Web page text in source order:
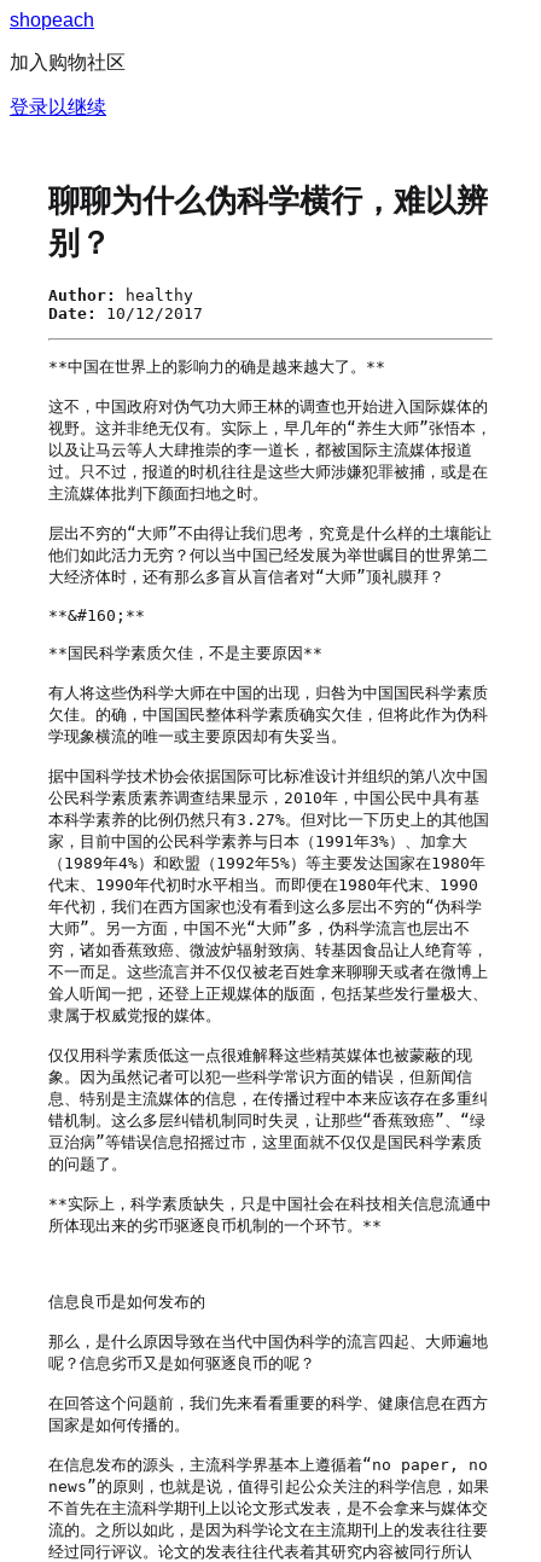
shopeach
加入购物社区
登录以继续
聊聊为什么伪科学横行，难以辨
别？
Author:
healthy
Date:
10/12/2017
**中国在世界上的影响力的确是越来越大了。**
这不，中国政府对伪气功大师王林的调查也开始进入国际媒体的
视野。这并非绝无仅有。实际上，早几年的“养生大师”张悟本，
以及让马云等人大肆推崇的李一道长，都被国际主流媒体报道
过。只不过，报道的时机往往是这些大师涉嫌犯罪被捕，或是在
主流媒体批判下颜面扫地之时。
层出不穷的“大师”不由得让我们思考，究竟是什么样的土壤能让
他们如此活力无穷？何以当中国已经发展为举世瞩目的世界第二
大经济体时，还有那么多盲从盲信者对“大师”顶礼膜拜？
**&#160;**
**国民科学素质欠佳，不是主要原因**
有人将这些伪科学大师在中国的出现，归咎为中国国民科学素质
欠佳。的确，中国国民整体科学素质确实欠佳，但将此作为伪科
学现象横流的唯一或主要原因却有失妥当。
据中国科学技术协会依据国际可比标准设计并组织的第八次中国
公民科学素质素养调查结果显示，2010年，中国公民中具有基
本科学素养的比例仍然只有3.27%。但对比一下历史上的其他国
家，目前中国的公民科学素养与日本（1991年3%）、加拿大
（1989年4%）和欧盟（1992年5%）等主要发达国家在1980年
代末、1990年代初时水平相当。而即便在1980年代末、1990
年代初，我们在西方国家也没有看到这么多层出不穷的“伪科学
大师”。另一方面，中国不光“大师”多，伪科学流言也层出不
穷，诸如香蕉致癌、微波炉辐射致病、转基因食品让人绝育等，
不一而足。这些流言并不仅仅被老百姓拿来聊聊天或者在微博上
耸人听闻一把，还登上正规媒体的版面，包括某些发行量极大、
隶属于权威党报的媒体。
仅仅用科学素质低这一点很难解释这些精英媒体也被蒙蔽的现
象。因为虽然记者可以犯一些科学常识方面的错误，但新闻信
息、特别是主流媒体的信息，在传播过程中本来应该存在多重纠
错机制。这么多层纠错机制同时失灵，让那些“香蕉致癌”、“绿
豆治病”等错误信息招摇过市，这里面就不仅仅是国民科学素质
的问题了。
**实际上，科学素质缺失，只是中国社会在科技相关信息流通中
所体现出来的劣币驱逐良币机制的一个环节。**
信息良币是如何发布的
那么，是什么原因导致在当代中国伪科学的流言四起、大师遍地
呢？信息劣币又是如何驱逐良币的呢？
在回答这个问题前，我们先来看看重要的科学、健康信息在西方
国家是如何传播的。
在信息发布的源头，主流科学界基本上遵循着“no paper, no
news”的原则，也就是说，值得引起公众关注的科学信息，如果
不首先在主流科学期刊上以论文形式发表，是不会拿来与媒体交
流的。之所以如此，是因为科学论文在主流期刊上的发表往往要
经过同行评议。论文的发表往往代表着其研究内容被同行所认